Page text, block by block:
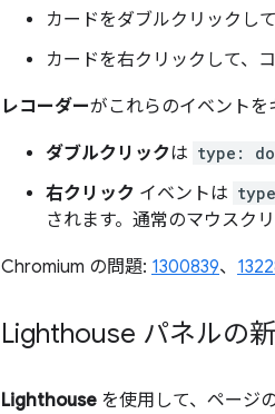
カードをダブルクリックし
カードを右クリックして、
レコーダーがこれらのイベントを
ダブルクリックは type:
右クリック イベントは
されます。通常のマウスク
Chromium の問題: 1300839、
Lighthouse パネルの
Lighthouse を使用して、ページ